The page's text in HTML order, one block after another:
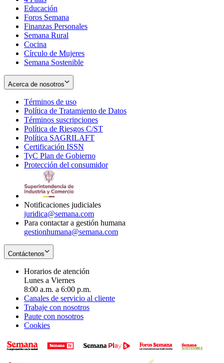
window
new
window
Educación
Foros Semana
Finanzas Personales
Semana Rural
Cocina
Círculo de Mujeres
Semana Sostenible
Acerca de nosotros
Términos de uso
in
new
window
Política de Tratamiento de Datos
Términos suscripciones
in
Política de Riesgos C/ST
Política SAGRILAFT
new
window
Certificación ISSN
in
new
TyC Plan de Gobierno
in
Protección del consumidorOpens
Notificaciones judiciales
juridica@semana.com
Para contactar a gestión humana
gestionhumana@semana.com
Contáctenos
Horarios de atención
Lunes a Viernes
8:00 a.m. a 6:00 p.m.
Canales de servicio al cliente
Trabaje con nosotros
Paute con nosotros
Cookies